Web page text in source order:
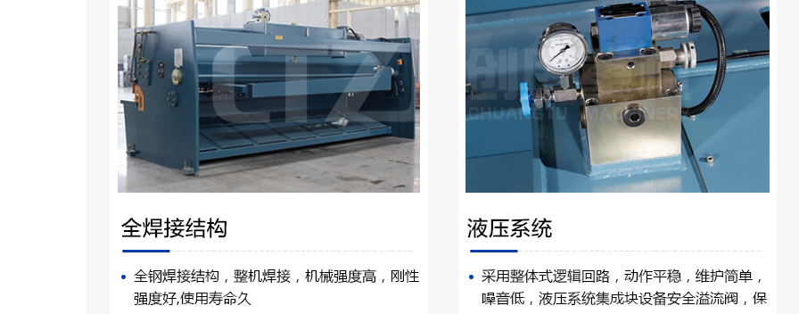
刀片作往复直线运动剪切板材的机器。是借于运动的上刀片和固定的下刀片
采用合理的刀片间隙，对各种厚度的金属板材施加剪切力，使板材按所需要
尺寸断裂分离。剪板机属于锻压机械中的一种，主要作用就是金属加工行业
装潢等行业提供所需的专用机械和成套设备。